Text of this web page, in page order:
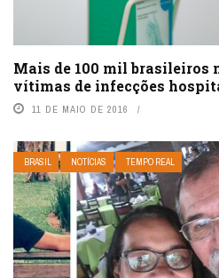
Mais de 100 mil brasileiros
vítimas de infecções
11 DE MAIO DE 2016
BRASIL NOTÍCIAS TEMPO REAL